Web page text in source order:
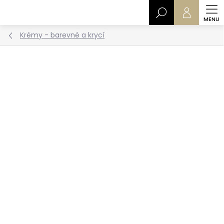
Hledat
Krémy - barevné a krycí